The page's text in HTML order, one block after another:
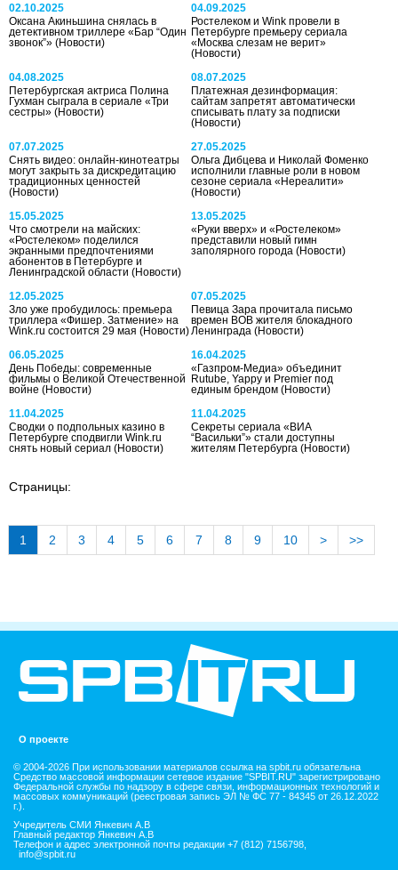
02.10.2025
Оксана Акиньшина снялась в
детективном триллере «Бар “Один
звонок”» (Новости)
04.09.2025
Ростелеком и Wink провели в
Петербурге премьеру сериала
«Москва слезам не верит»
(Новости)
04.08.2025
Петербургская актриса Полина
Гухман сыграла в сериале «Три
сестры» (Новости)
08.07.2025
Платежная дезинформация:
сайтам запретят автоматически
списывать плату за подписки
(Новости)
07.07.2025
Снять видео: онлайн-кинотеатры
могут закрыть за дискредитацию
традиционных ценностей
(Новости)
27.05.2025
Ольга Дибцева и Николай Фоменко
исполнили главные роли в новом
сезоне сериала «Нереалити»
(Новости)
15.05.2025
Что смотрели на майских:
«Ростелеком» поделился
экранными предпочтениями
абонентов в Петербурге и
Ленинградской области (Новости)
13.05.2025
«Руки вверх» и «Ростелеком»
представили новый гимн
заполярного города(Новости)
12.05.2025
Зло уже пробудилось: премьера
триллера «Фишер. Затмение» на
Wink.ru состоится 29 мая (Новости)
07.05.2025
Певица Зара прочитала письмо
времен ВОВ жителя блокадного
Ленинграда(Новости)
06.05.2025
День Победы: современные
фильмы о Великой Отечественной
войне (Новости)
16.04.2025
«Газпром-Медиа» объединит
Rutube, Yappy и Premier под
единым брендом(Новости)
11.04.2025
Сводки о подпольных казино в
Петербурге сподвигли Wink.ru
снять новый сериал (Новости)
11.04.2025
Секреты сериала «ВИА
“Васильки”» стали доступны
жителям Петербурга(Новости)
Страницы:
1 2 3 4 5 6 7 8 9 10 > >>
О проекте
© 2004-2026 При использовании материалов ссылка на spbit.ru обязательна
Средство массовой информации сетевое издание "SPBIT.RU" зарегистрировано
Федеральной службы по надзору в сфере связи, информационных технологий и
массовых коммуникаций (реестровая запись ЭЛ № ФС 77 - 84345 от 26.12.2022
г.).
Учредитель СМИ Янкевич А.В
Главный редактор Янкевич А.В
Телефон и адрес электронной почты редакции +7 (812) 7156798,
info@spbit.ru